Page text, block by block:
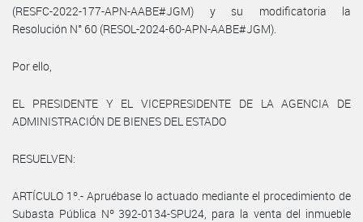
(RESFC-2022-177-APN-AABE#JGM) y su modificatoria la
Resolución N° 60 (RESOL-2024-60-APN-AABE#JGM).
Por ello,
EL PRESIDENTE Y EL VICEPRESIDENTE DE LA AGENCIA DE
ADMINISTRACIÓN DE BIENES DEL ESTADO
RESUELVEN:
ARTÍCULO 1º.- Apruébase lo actuado mediante el procedimiento de
Subasta Pública Nº 392-0134-SPU24, para la venta del inmueble